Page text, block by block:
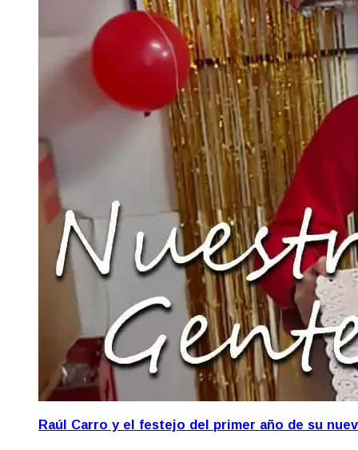
Raúl Carro y el festejo del primer año de su